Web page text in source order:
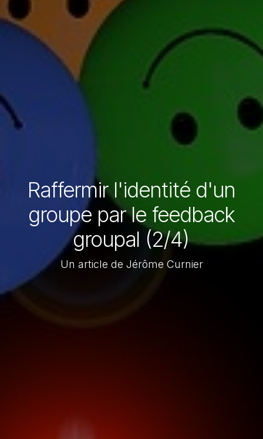
Raffermir l'identité d'un
groupe par le feedback
groupal (2/4)
Un article de Jérôme Curnier